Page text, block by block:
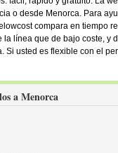
o desde Menorca. Para
compara en tiempo
línea que de bajo coste, y
Si usted es flexible con el
a Menorca